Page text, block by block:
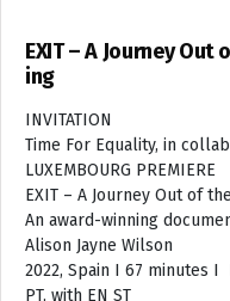
EXIT – A Journey
ing
INVITATION
Time For Equality, in
LUXEMBOURG PREMIERE
EXIT – A Journey Out of
An award-winning
Alison Jayne Wilson
2022, Spain I 67 minutes I
PT, with EN ST